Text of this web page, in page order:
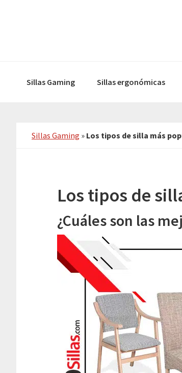
Sillas Gaming Sillas ergonómicas
Sillas Gaming » Los tipos de silla más
Los tipos de
¿Cuáles son las